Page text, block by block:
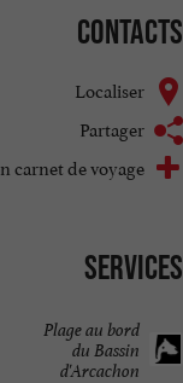
Contacts
Localiser
Partager
carnet de voyage
Services
Plage au bord
du Bassin
d'Arcachon